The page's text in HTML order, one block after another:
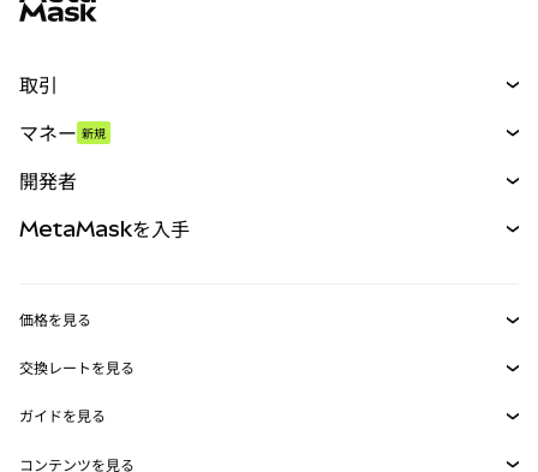
取引
パーペチュアル
RWA
マネー 新規
開発者
MetaMask Connect
Snaps
Web3サービス
MetaMaskを入手
セキュリティ
価格を見る
イーサリアムの価格
Solanaの価格
交換レートを見る
ETH→USD
USDT→INR
ガイドを見る
コンテンツを見る